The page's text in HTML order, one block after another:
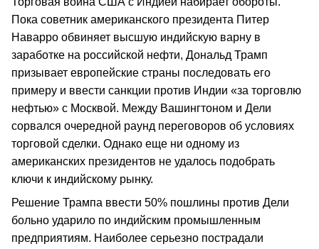
Пока советник американского президента Питер
Наварро обвиняет высшую индийскую варну в
заработке на российской нефти, Дональд Трамп
призывает европейские страны последовать его
примеру и ввести санкции против Индии «за торговлю
нефтью» с Москвой. Между Вашингтоном и Дели
сорвался очередной раунд переговоров об условиях
торговой сделки. Однако еще ни одному из
американских президентов не удалось подобрать
ключи к индийскому рынку.
Решение Трампа ввести 50% пошлины против Дели
больно ударило по индийским промышленным
предприятиям. Наиболее серьезно пострадали